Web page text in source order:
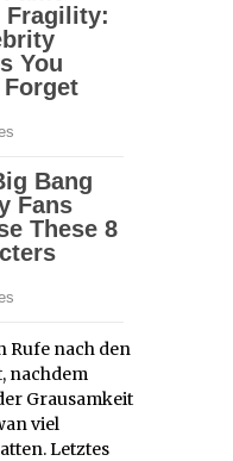
Rufe nach den
nachdem
Grausamkeit
viel
Letztes